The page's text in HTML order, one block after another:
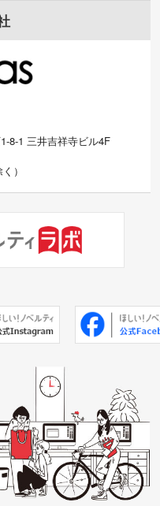
8-1 三井吉祥寺ビル4F
）